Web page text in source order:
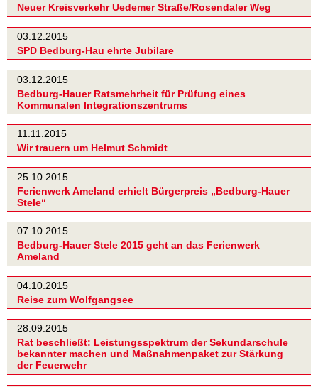
Neuer Kreisverkehr Uedemer Straße/Rosendaler Weg
03.12.2015
SPD Bedburg-Hau ehrte Jubilare
03.12.2015
Bedburg-Hauer Ratsmehrheit für Prüfung eines
Kommunalen Integrationszentrums
11.11.2015
Wir trauern um Helmut Schmidt
25.10.2015
Ferienwerk Ameland erhielt Bürgerpreis „Bedburg-Hauer
Stele“
07.10.2015
Bedburg-Hauer Stele 2015 geht an das Ferienwerk
Ameland
04.10.2015
Reise zum Wolfgangsee
28.09.2015
Rat beschließt: Leistungsspektrum der Sekundarschule
bekannter machen und Maßnahmenpaket zur Stärkung
der Feuerwehr